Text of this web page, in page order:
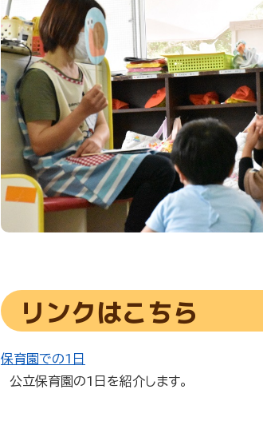
リンクはこちら
保育園での1日
公立保育園の1日を紹介します。